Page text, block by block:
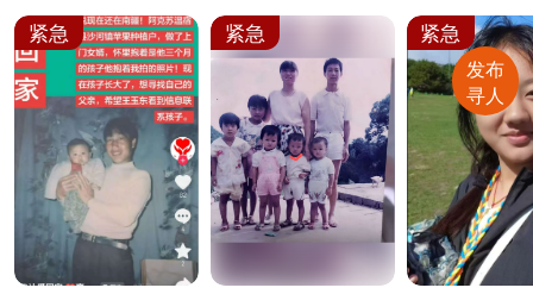
紧急 紧急 紧急
发布
寻人